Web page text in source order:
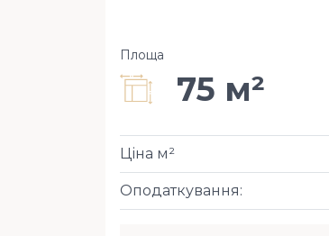
Площа
75 м²
Оподаткування:
Ціна м²